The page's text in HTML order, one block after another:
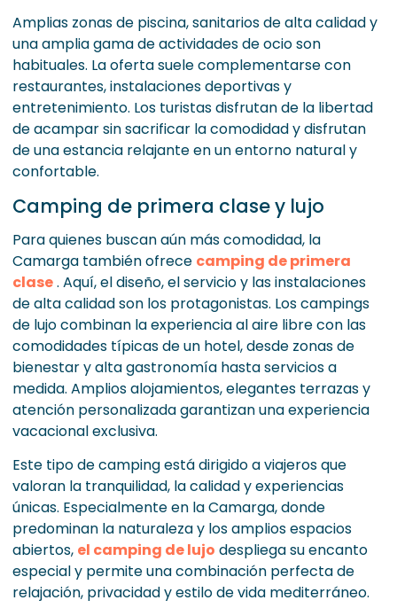
Amplias zonas de piscina, sanitarios de alta calidad y
una amplia gama de actividades de ocio son
habituales. La oferta suele complementarse con
restaurantes, instalaciones deportivas y
entretenimiento. Los turistas disfrutan de la libertad
de acampar sin sacrificar la comodidad y disfrutan
de una estancia relajante en un entorno natural y
confortable.
Camping de primera clase y lujo
Para quienes buscan aún más comodidad, la
Camarga también ofrece camping de primera
clase. Aquí, el diseño, el servicio y las instalaciones
de alta calidad son los protagonistas. Los campings
de lujo combinan la experiencia al aire libre con las
comodidades típicas de un hotel, desde zonas de
bienestar y alta gastronomía hasta servicios a
medida. Amplios alojamientos, elegantes terrazas y
atención personalizada garantizan una experiencia
vacacional exclusiva.
Este tipo de camping está dirigido a viajeros que
valoran la tranquilidad, la calidad y experiencias
únicas. Especialmente en la Camarga, donde
predominan la naturaleza y los amplios espacios
abiertos, el camping de lujo despliega su encanto
especial y permite una combinación perfecta de
relajación, privacidad y estilo de vida mediterráneo.